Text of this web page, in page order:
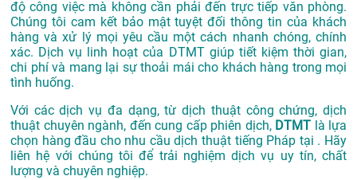
độ công việc mà không cần phải đến trực tiếp văn phòng.
Chúng tôi cam kết bảo mật tuyệt đối thông tin của khách
hàng và xử lý mọi yêu cầu một cách nhanh chóng, chính
xác. Dịch vụ linh hoạt của DTMT giúp tiết kiệm thời gian,
chi phí và mang lại sự thoải mái cho khách hàng trong mọi
tình huống.
Với các dịch vụ đa dạng, từ dịch thuật công chứng, dịch
thuật chuyên ngành, đến cung cấp phiên dịch, DTMT là lựa
chọn hàng đầu cho nhu cầu dịch thuật tiếng Pháp tại . Hãy
liên hệ với chúng tôi để trải nghiệm dịch vụ uy tín, chất
lượng và chuyên nghiệp.